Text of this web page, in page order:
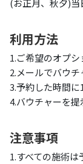
(お正月、秋夕)当
利用方法
1.ご希望のオプシ
2.メールでバウチ
3.予約した時間に
4.バウチャーを提
注意事項
1.すべての施術